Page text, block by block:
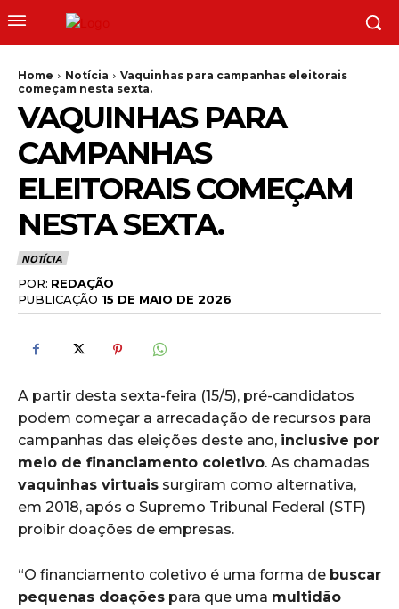
Home Notícia
Vaquinhas para campanhas eleitorais
começam nesta sexta.
VAQUINHAS PARA
CAMPANHAS
ELEITORAIS COMEÇAM
NESTA SEXTA.
NOTÍCIA
POR: REDAÇÃO
PUBLICAÇÃO 15 DE MAIO DE 2026
A partir desta sexta-feira (15/5), pré-candidatos
podem começar a arrecadação de recursos para
campanhas das eleições deste ano, inclusive por
meio de financiamento coletivo. As chamadas
vaquinhas virtuais surgiram como alternativa,
em 2018, após o Supremo Tribunal Federal (STF)
proibir doações de empresas.
“O financiamento coletivo é uma forma de buscar
pequenas doações para que uma multidão